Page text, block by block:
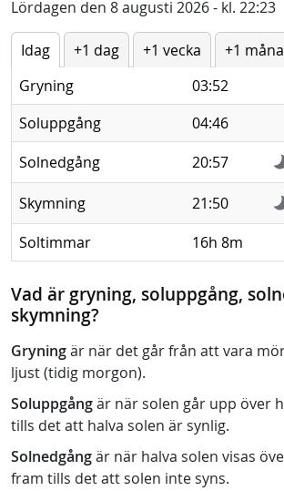
Lördagen den 8 augusti 2026 - kl. 22:23
Idag +1 dag +1 vecka
+1
Gryning
03:52
Soluppgång
04:46
Solnedgång
20:57
Skymning 21:50
Soltimmar 16h 8m
Vad är gryning, soluppgång,
skymning?
Gryningär när det går från att vara
ljust (tidig morgon).
Soluppgångär när solen går upp över
tills det att halva solen är synlig.
Solnedgångär när halva solen visas
fram tills det att solen inte syns.